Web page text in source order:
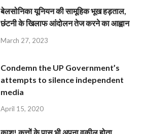
बेलसोनिका यूनियन की सामूहिक भूख हड़ताल,
छंटनी के खिलाफ आंदोलन तेज करने का आह्वान
March 27, 2023
Condemn the UP Government’s
attempts to silence independent
media
April 15, 2020